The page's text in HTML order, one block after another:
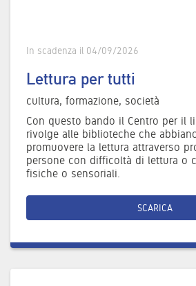
In scadenza il 04/09/2026
Lettura per tutti
cultura, formazione, società
Con questo bando il Centro per il
rivolge alle biblioteche che
promuovere la lettura attraverso
persone con difficoltà di lettura o
fisiche o sensoriali.
SCARICA